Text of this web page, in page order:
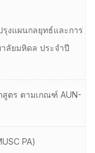
งแผนกลยุทธ์และการ
ลัยมหิดล ประจำปี
ตร ตามเกณฑ์ AUN-
PA)